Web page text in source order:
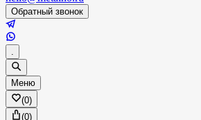
Обратный звонок
.
Меню
(0)
(0)